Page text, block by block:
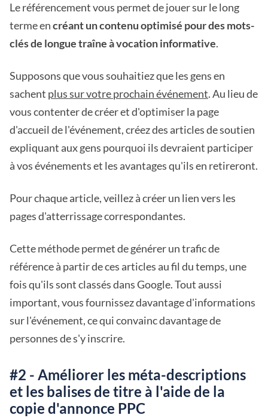
Le référencement vous permet de jouer sur le long
terme encréant un contenu optimisé pour des mots-
clés de longue traîne à vocation informative.
Supposons que vous souhaitiez que les gens en
sachent plus sur votre prochain événement. Au lieu de
vous contenter de créer et d'optimiser la page
d'accueil de l'événement, créez des articles de soutien
expliquant aux gens pourquoi ils devraient participer
à vos événements et les avantages qu'ils en retireront.
Pour chaque article, veillez à créer un lien vers les
pages d'atterrissage correspondantes.
Cette méthode permet de générer un trafic de
référence à partir de ces articles au fil du temps, une
fois qu'ils sont classés dans Google. Tout aussi
important, vous fournissez davantage d'informations
sur l'événement, ce qui convainc davantage de
personnes de s'y inscrire.
#2 - Améliorer les méta-descriptions
et les balises de titre à l'aide de la
copie d'annonce PPC